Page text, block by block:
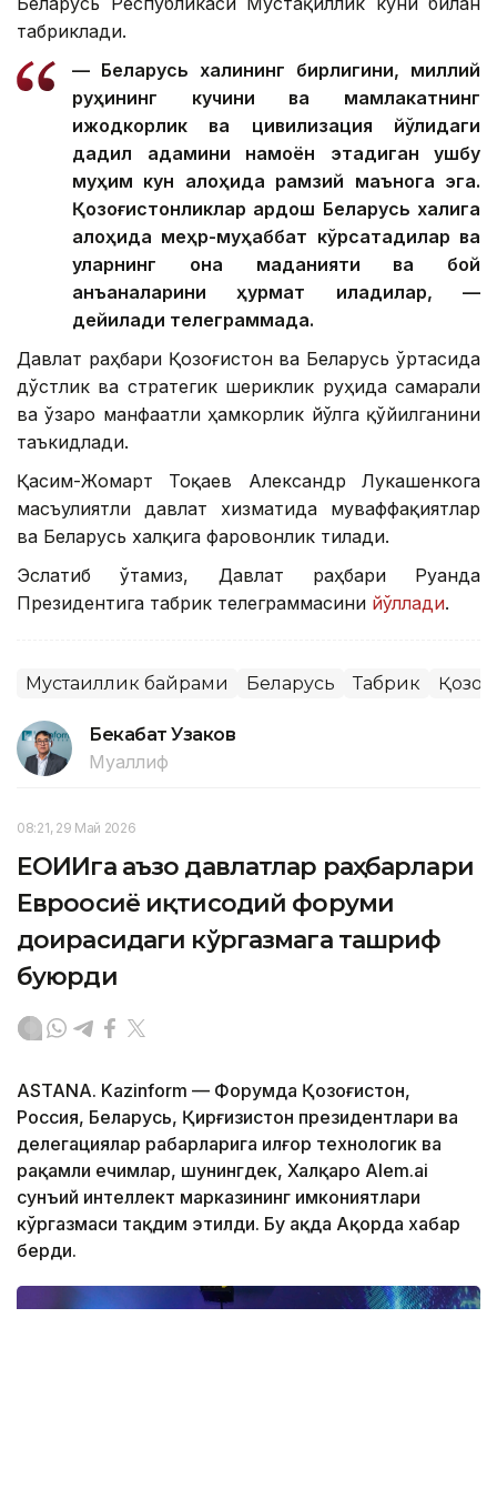
табриклади.
— Беларусь халқининг бирлигини, миллий
руҳининг кучини ва мамлакатнинг
ижодкорлик ва цивилизация йўлидаги
дадил қадамини намоён этадиган ушбу
муҳим кун алоҳида рамзий маънога эга.
Қозоғистонликлар қардош Беларусь халқига
алоҳида меҳр-муҳаббат кўрсатадилар ва
уларнинг она маданияти ва бой
анъаналарини ҳурмат қиладилар, —
дейилади телеграммада.
Давлат раҳбари Қозоғистон ва Беларусь ўртасида
дўстлик ва стратегик шериклик руҳида самарали
ва ўзаро манфаатли ҳамкорлик йўлга қўйилганини
таъкидлади.
Қасим-Жомарт Тоқаев Александр Лукашенкога
масъулиятли давлат хизматида муваффақиятлар
ва Беларусь халқига фаровонлик тилади.
Эслатиб ўтамиз, Давлат раҳбари Руанда
Президентига табрик телеграммасини йўллади.
Мустақиллик байрами Беларусь Табрик
Бекабат Узаков
Муаллиф
08:21, 29 Май 2026
ЕОИИга аъзо давлатлар раҳбарлари
Евроосиё иқтисодий форуми
доирасидаги кўргазмага ташриф
буюрди
ASTANA. Kazinform — Форумда Қозоғистон,
Россия, Беларусь, Қирғизистон президентлари ва
делегациялар раҳбарларига илғор технологик ва
рақамли ечимлар, шунингдек, Халқаро Alem.ai
сунъий интеллект марказининг имкониятлари
кўргазмаси тақдим этилди. Бу ҳақда Ақорда хабар
берди.